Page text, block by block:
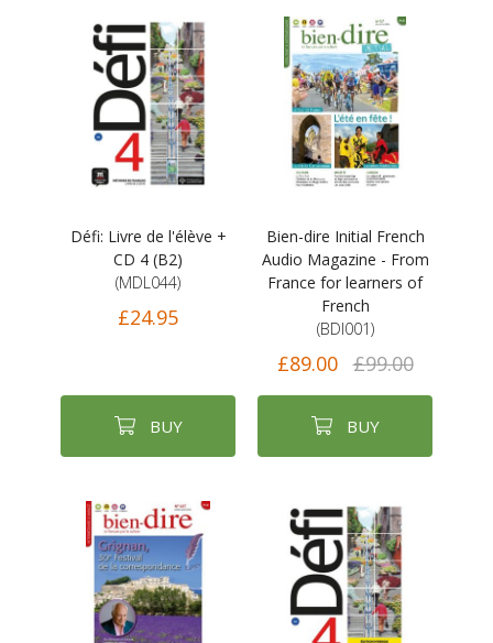
Défi: Livre de l'élève +
CD 4 (B2)
(MDL044)
£24.95
BUY
Bien-dire Initial French
Audio Magazine - From
France for learners of
French
(BDI001)
£89.00 £99.00
BUY